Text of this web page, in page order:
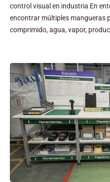
control visual en industria En
encontrar múltiples mangueras
comprimido, agua, vapor,